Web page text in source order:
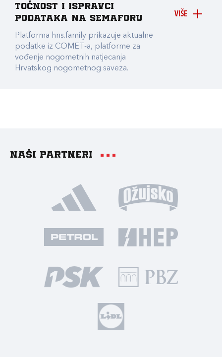
VIŠE
točnost i ispravci
podataka na Semaforu
Platforma hns.family prikazuje aktualne
podatke iz COMET-a, platforme za
vođenje nogometnih natjecanja
Hrvatskog nogometnog saveza.
Naši partneri